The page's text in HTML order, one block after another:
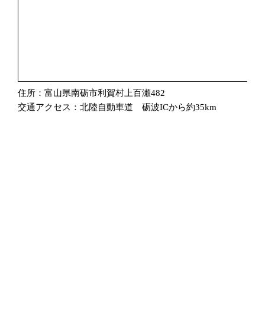
住所：富山県南砺市利賀村上百瀬482
交通アクセス：北陸自動車道 砺波ICから約35km